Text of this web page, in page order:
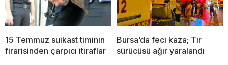
15 Temmuz suikast timinin
firarisinden çarpıcı itiraflar
Bursa’da feci kaza; Tır
sürücüsü ağır yaralandı